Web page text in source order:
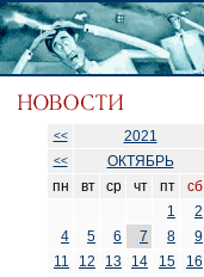
<< 2021
<<
ОКТЯБРЬ
пн вт ср чт пт сб
1
2
4
5 6 7 8 9
11
12 13 14 15 16